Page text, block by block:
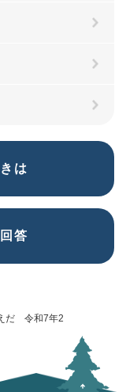
だ 令和7年2
は
答